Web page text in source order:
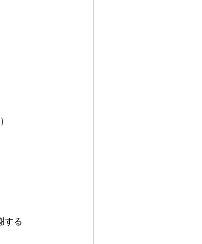
する